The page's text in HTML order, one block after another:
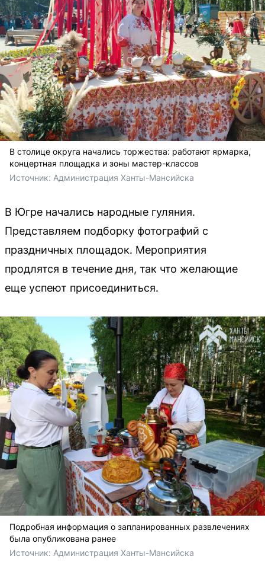
В столице округа начались торжества: работают ярмарка,
концертная площадка и зоны мастер-классов
Источник: Администрация Ханты-Мансийска
В Югре начались народные гуляния.
Представляем подборку фотографий с
праздничных площадок. Мероприятия
продлятся в течение дня, так что желающие
еще успеют присоединиться.
Подробная информация о запланированных развлечениях
была опубликована ранее
Источник: Администрация Ханты-Мансийска